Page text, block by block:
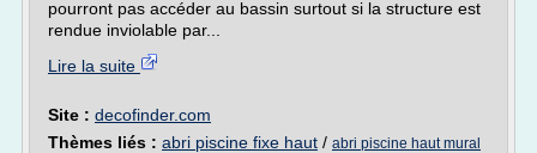
pourront pas accéder au bassin surtout si la structure est
rendue inviolable par...
Lire la suite
Site : decofinder.com
Thèmes liés : abri piscine fixe haut / abri piscine haut mural